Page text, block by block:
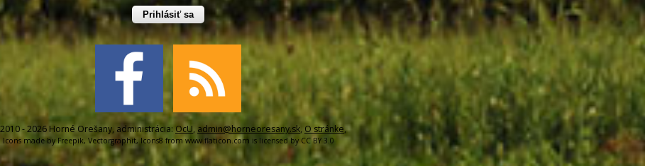
Prihlásiť sa
- 2026 Horné Orešany, administrácia: OcU, admin@horneoresany.sk, O stránke,
Icons made byFreepik, Vectorgraphit, Icons8 from www.flaticon.com is licensed by CC BY 3.0